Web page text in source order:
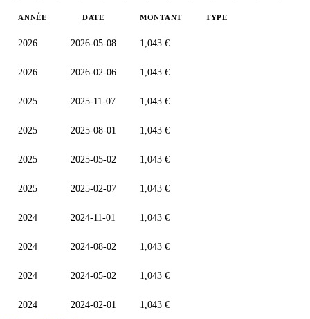
ANNÉE DATE MONTANT TYPE
2026 2026-05-08 1,043 €
2026 2026-02-06 1,043 €
2025 2025-11-07 1,043 €
2025 2025-08-01 1,043 €
2025 2025-05-02 1,043 €
2025 2025-02-07 1,043 €
2024 2024-11-01 1,043 €
2024 2024-08-02 1,043 €
2024 2024-05-02 1,043 €
2024 2024-02-01 1,043 €